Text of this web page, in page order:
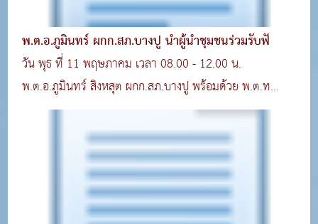
พ.ต.อ.ภูมินทร์ ผกก.สภ.บางปู นำผู้นำชุมชนร่วมรับฟั
วัน พุธ ที่ 11 พฤษภาคม เวลา 08.00 - 12.00 น.
พ.ต.อ.ภูมินทร์ สิงหสุต ผกก.สภ.บางปู พร้อมด้วย พ.ต.ท...